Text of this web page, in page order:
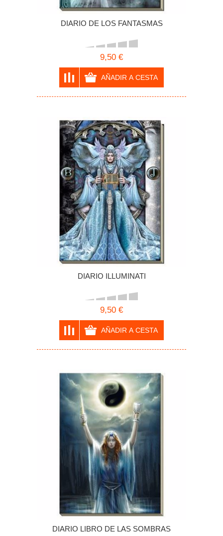
DIARIO DE LOS FANTASMAS
9,50 €
DIARIO ILLUMINATI
9,50 €
DIARIO LIBRO DE LAS SOMBRAS